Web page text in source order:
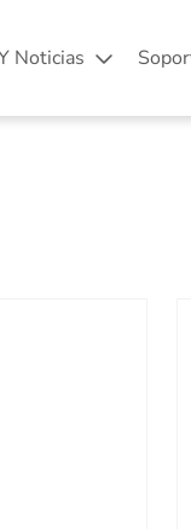
Noticias